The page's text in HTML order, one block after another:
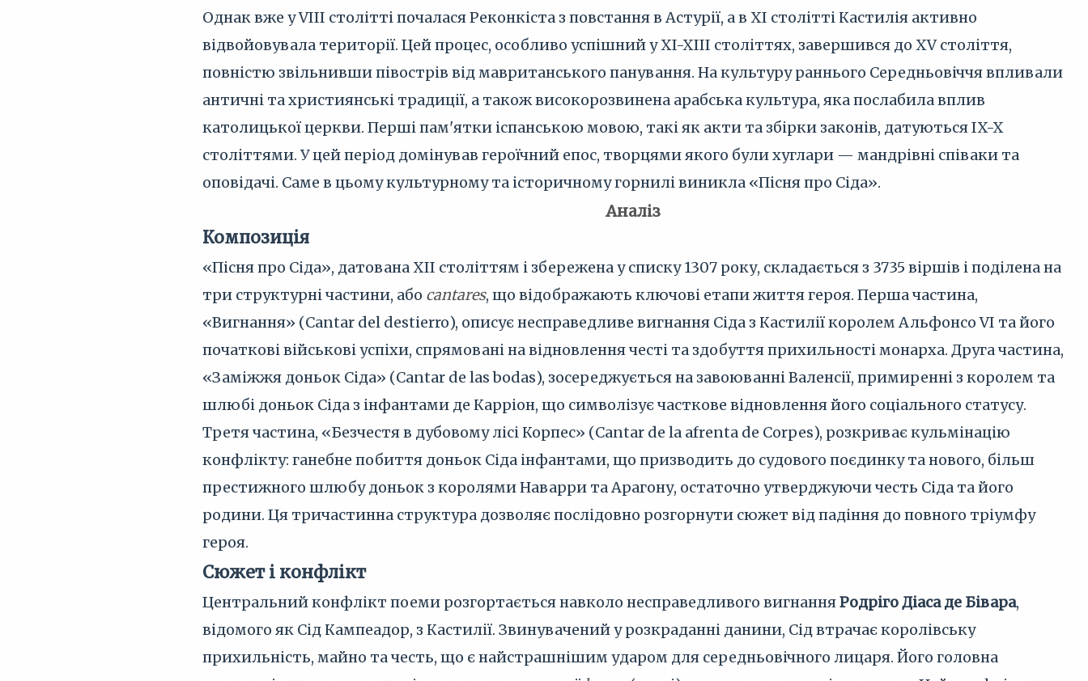
Однак вже у VIII столітті почалася Реконкіста з повстання в Астурії, а в XI столітті Кастилія активно
відвойовувала території. Цей процес, особливо успішний у XI-XIII століттях, завершився до XV століття,
повністю звільнивши півострів від мавританського панування. На культуру раннього Середньовіччя впливали
античні та християнські традиції, а також високорозвинена арабська культура, яка послабила вплив
католицької церкви. Перші пам'ятки іспанською мовою, такі як акти та збірки законів, датуються IX-X
століттями. У цей період домінував героїчний епос, творцями якого були хуглари — мандрівні співаки та
оповідачі. Саме в цьому культурному та історичному горнилі виникла «Пісня про Сіда».
Аналіз
Композиція
«Пісня про Сіда», датована XII століттям і збережена у списку 1307 року, складається з 3735 віршів і поділена на
три структурні частини, або cantares, що відображають ключові етапи життя героя. Перша частина,
«Вигнання» (Cantar del destierro), описує несправедливе вигнання Сіда з Кастилії королем Альфонсо VI та його
початкові військові успіхи, спрямовані на відновлення честі та здобуття прихильності монарха. Друга частина,
«Заміжжя доньок Сіда» (Cantar de las bodas), зосереджується на завоюванні Валенсії, примиренні з королем та
шлюбі доньок Сіда з інфантами де Карріон, що символізує часткове відновлення його соціального статусу.
Третя частина, «Безчестя в дубовому лісі Корпес» (Cantar de la afrenta de Corpes), розкриває кульмінацію
конфлікту: ганебне побиття доньок Сіда інфантами, що призводить до судового поєдинку та нового, більш
престижного шлюбу доньок з королями Наварри та Арагону, остаточно утверджуючи честь Сіда та його
родини. Ця тричастинна структура дозволяє послідовно розгорнути сюжет від падіння до повного тріумфу
героя.
Сюжет і конфлікт
Центральний конфлікт поеми розгортається навколо несправедливого вигнанняРодріго Діаса де Бівара,
відомого як Сід Кампеадор, з Кастилії. Звинувачений у розкраданні данини, Сід втрачає королівську
прихильність, майно та честь, що є найстрашнішим ударом для середньовічного лицаря. Його головна